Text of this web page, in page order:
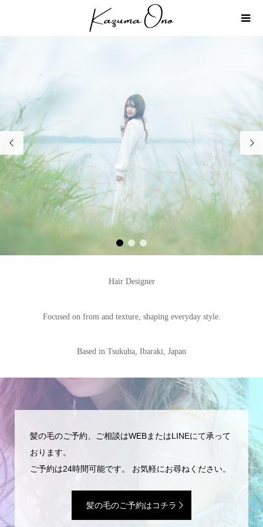
 
1 2 3
Hair Designer
Focused on from and texture, shaping everyday style.
Based in Tsukuba, Ibaraki, Japan
髪の毛のご予約、ご相談はWEBまたはLINEにて承って
おります。
ご予約は24時間可能です。 お気軽にお尋ねください。
髪の毛のご予約はコチラ